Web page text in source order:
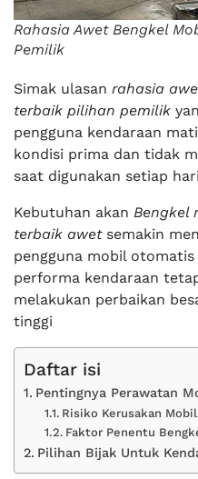
Rahasia Awet Bengkel
Pemilik
Simak ulasan rahasia
terbaik pilihan pemilik
pengguna kendaraan
kondisi prima dan tidak
saat digunakan setiap hari
Kebutuhan akan Bengkel
terbaik awetsemakin
pengguna mobil otomatis
performa kendaraan
melakukan perbaikan
tinggi
Daftar isi
Pentingnya Perawatan
Risiko Kerusakan
Faktor Penentu
Pilihan Bijak Untuk